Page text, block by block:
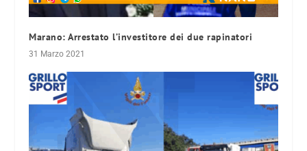
Marano: Arrestato l’investitore dei due rapinatori
31 Marzo 2021